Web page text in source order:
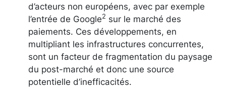
d’acteurs non européens, avec par exemple
l’entrée de Google2 sur le marché des
paiements. Ces développements, en
multipliant les infrastructures concurrentes,
sont un facteur de fragmentation du paysage
du post-marché et donc une source
potentielle d’inefficacités.